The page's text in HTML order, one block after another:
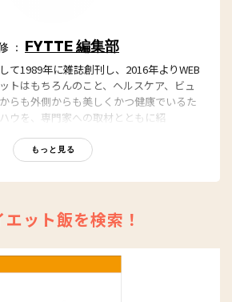
： FYTTE 編集部
て1989年に雑誌創刊し、2016年よりWEB
トはもちろんのこと、ヘルスケア、ビュ
らも外側からも美しくかつ健康でいるた
ウを、専門家への取材とともに紹
さまざまなヘルシーネタを日々お試し
もっと見る
ット飯を検索！